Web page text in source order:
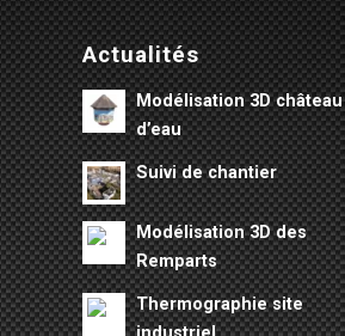
Actualités
Modélisation 3D château
d’eau
Suivi de chantier
Modélisation 3D des
Remparts
Thermographie site